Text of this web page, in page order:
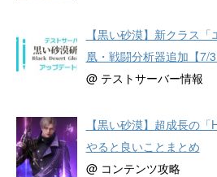
【黒い砂漠】新クラス
凰・戦闘分析器追加【7/
@ テストサーバー情報
【黒い砂漠】超成長の
やると良いことまとめ
@ コンテンツ攻略